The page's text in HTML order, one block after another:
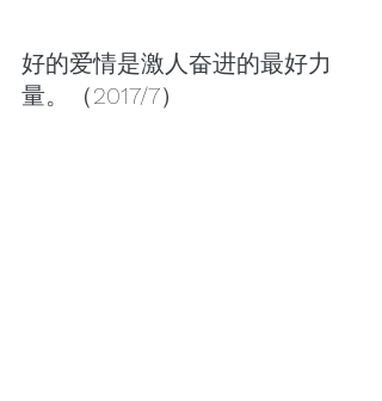
好的爱情是激人奋进的最好力
量。（2017/7）